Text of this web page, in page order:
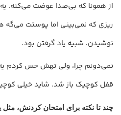
از همونا که بی‌صدا عوضت می‌کنه.
ریزی که نمی‌بینی اما پوستت
نوشیدن، شبیه یاد گرفتن بود.
نمی‌دونم چرا، ولی تهش حس کردم
قفل کوچیک باز شد. شاید خیلی
چند تا نکته برای امتحان کردنش،